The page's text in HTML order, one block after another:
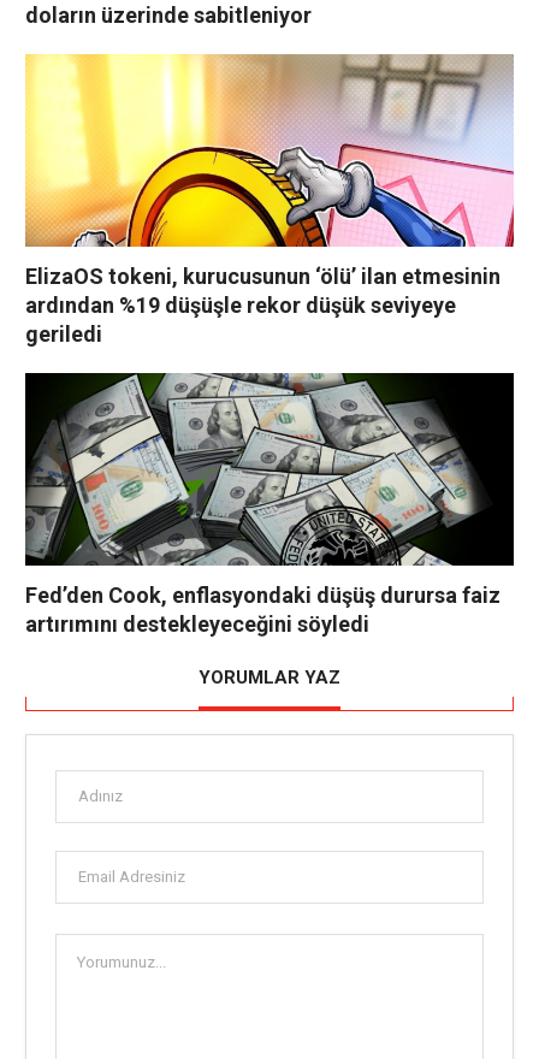
doların üzerinde sabitleniyor
ElizaOS tokeni, kurucusunun ‘ölü’ ilan etmesinin
ardından %19 düşüşle rekor düşük seviyeye
geriledi
Fed’den Cook, enflasyondaki düşüş durursa faiz
artırımını destekleyeceğini söyledi
YORUMLAR YAZ